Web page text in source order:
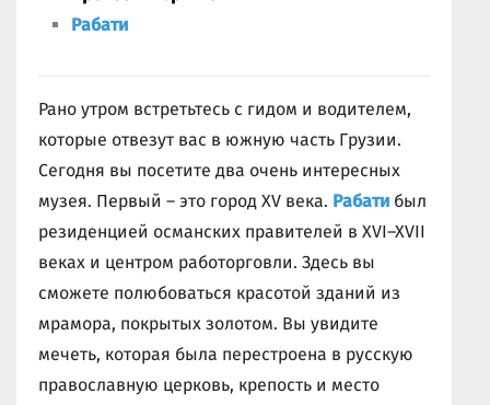
Рабати
Рано утром встретьтесь с гидом и водителем,
которые отвезут вас в южную часть Грузии.
Сегодня вы посетите два очень интересных
музея. Первый – это город XV века. Рабати был
резиденцией османских правителей в XVI–XVII
веках и центром работорговли. Здесь вы
сможете полюбоваться красотой зданий из
мрамора, покрытых золотом. Вы увидите
мечеть, которая была перестроена в русскую
православную церковь, крепость и место